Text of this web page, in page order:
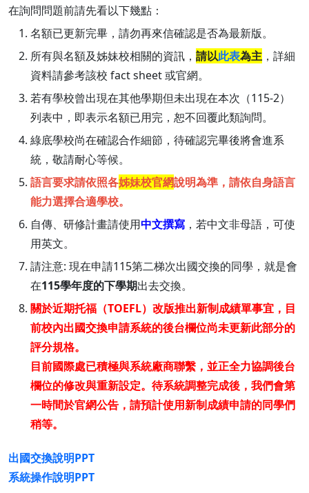
在詢問問題前請先看以下幾點：
名額已更新完畢，請勿再來信確認是否為最新版。
所有與名額及姊妹校相關的資訊， 請以此表為主 ，詳細
資料請參考該校 fact sheet 或官網。
若有學校曾出現在其他學期但未出現在本次（115-2）
列表中，即表示名額已用完，恕不回覆此類詢問。
綠底學校尚在確認合作細節，待確認完畢後將會進系
統，敬請耐心等候。
語言要求請依照各姊妹校官網說明為準，請依自身語言
能力選擇合適學校。
自傳、研修計畫請使用中文撰寫 ，若中文非母語，可使
用英文。
請注意: 現在申請115第二梯次出國交換的同學，就是會
在115學年度的下學期出去交換。
關於近期托福（TOEFL）改版推出新制成績單事宜，目
前校內出國交換申請系統的後台欄位尚未更新此部分的
評分規格。
目前國際處已積極與系統廠商聯繫，並正全力協調後台
欄位的修改與重新設定。待系統調整完成後，我們會第
一時間於官網公告，請預計使用新制成績申請的同學們
稍等。
出國交換說明PPT
系統操作說明PPT